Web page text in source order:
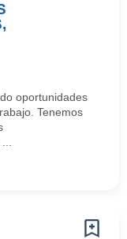
oportunidades
Tenemos